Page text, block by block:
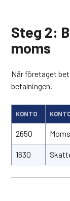
Steg 2:
moms
När företaget
betalningen.
KONTO
2650
1630